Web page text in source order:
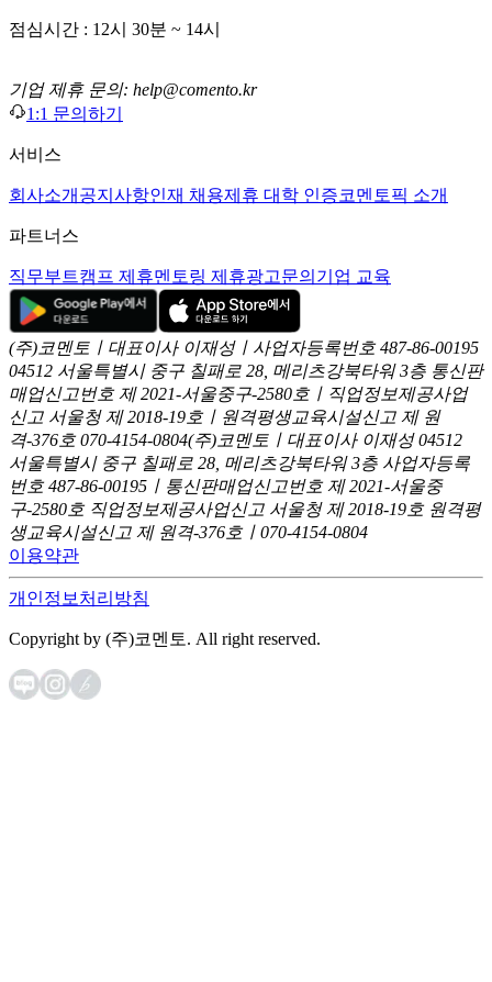
점심시간 : 12시 30분 ~ 14시
기업 제휴 문의: help@comento.kr
1:1 문의하기
서비스
회사소개 공지사항인재 채용제휴 대학 인증코멘토픽 소개
파트너스
직무부트캠프 제휴멘토링 제휴광고문의 기업 교육
(주)코멘토ㅣ대표이사 이재성ㅣ사업자등록번호 487-86-00195
04512 서울특별시 중구 칠패로 28, 메리츠강북타워 3층 통신판
매업신고번호 제 2021-서울중구-2580호ㅣ직업정보제공사업
신고 서울청 제 2018-19호ㅣ원격평생교육시설신고 제 원
격-376호 070-4154-0804(주)코멘토ㅣ대표이사 이재성 04512
서울특별시 중구 칠패로 28, 메리츠강북타워 3층 사업자등록
번호 487-86-00195ㅣ통신판매업신고번호 제 2021-서울중
구-2580호 직업정보제공사업신고 서울청 제 2018-19호 원격평
생교육시설신고 제 원격-376호ㅣ070-4154-0804
이용약관
개인정보처리방침
Copyright by (주)코멘토. All right reserved.